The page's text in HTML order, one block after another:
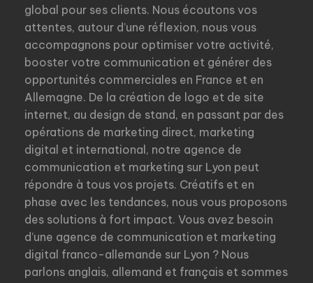
global pour ses clients. Nous écoutons vos
attentes, autour d’une réflexion, nous vous
accompagnons pour optimiser votre activité,
booster votre communication et générer des
opportunités commerciales en France et en
Allemagne. De la création de logo et de site
internet, au design de stand, en passant par des
opérations de marketing direct, marketing
digital et international, notre agence de
communication et marketing sur Lyon peut
répondre à tous vos projets. Créatifs et en
phase avec les tendances, nous vous proposons
des solutions à fort impact. Vous avez besoin
d’une agence de communication et marketing
digital franco-allemande sur Lyon ? Nous
parlons anglais, allemand et français et sommes